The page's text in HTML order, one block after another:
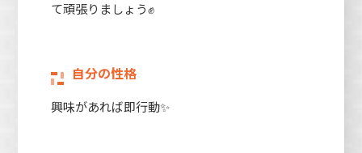
て頑張りましょう✊
自分の性格
興味があれば即行動✨